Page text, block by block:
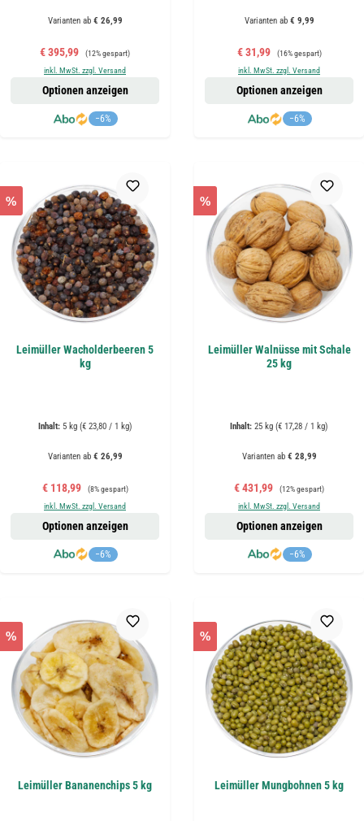
Varianten ab€ 26,99
Verkaufspreis:
€ 395,99 Regulärer Preis:
(12% gespart)
inkl. MwSt. zzgl. Versand
−6%
Optionen anzeigen
Varianten ab€ 9,99
Verkaufspreis:
€ 31,99 Regulärer Preis:
(16% gespart)
inkl. MwSt. zzgl. Versand
−6%
Optionen anzeigen
%
Leimüller Wacholderbeeren 5
kg
Inhalt: 5 kg (€ 23,80 / 1 kg)
Varianten ab€ 26,99
Verkaufspreis:
€ 118,99 Regulärer Preis:
(8% gespart)
inkl. MwSt. zzgl. Versand
−6%
Optionen anzeigen
%
Leimüller Walnüsse mit Schale
25 kg
Inhalt: 25 kg (€ 17,28 / 1 kg)
Varianten ab€ 28,99
Verkaufspreis:
€ 431,99 Regulärer Preis:
(12% gespart)
inkl. MwSt. zzgl. Versand
−6%
Optionen anzeigen
%
Leimüller Bananenchips 5 kg
%
Leimüller Mungbohnen 5 kg